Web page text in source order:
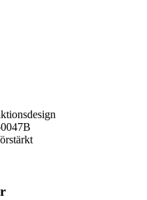
B